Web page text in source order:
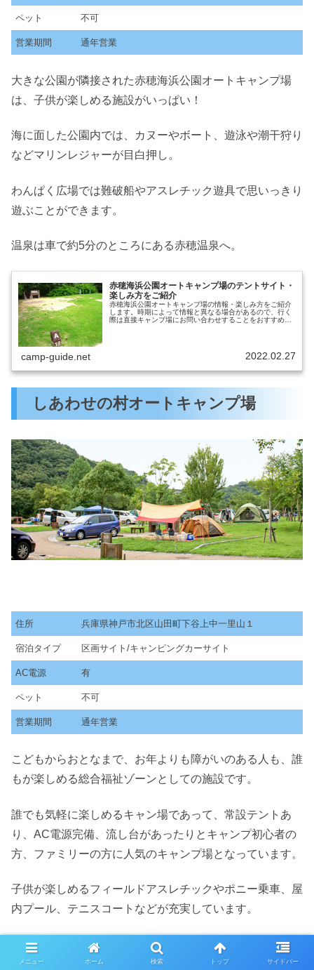
ペット 不可
営業期間 通年営業
大きな公園が隣接された赤穂海浜公園オートキャンプ場
は、子供が楽しめる施設がいっぱい！
海に面した公園内では、カヌーやボート、遊泳や潮干狩り
などマリンレジャーが目白押し。
わんぱく広場では難破船やアスレチック遊具で思いっきり
遊ぶことができます。
温泉は車で約5分のところにある赤穂温泉へ。
赤穂海浜公園オートキャンプ場のテントサイト・
楽しみ方をご紹介
赤穂海浜公園オートキャンプ場の情報・楽しみ方をご紹介
します。時期によって情報と異なる場合があるので、行く
際は直接キャンプ場にお問い合わせすることをおすすめし
camp-guide.net 2022.02.27
しあわせの村オートキャンプ場
住所 兵庫県神戸市北区山田町下谷上中一里山１
宿泊タイプ 区画サイト/キャンピングカーサイト
AC電源 有
ペット 不可
営業期間 通年営業
こどもからおとなまで、お年よりも障がいのある人も、誰
もが楽しめる総合福祉ゾーンとしての施設です。
誰でも気軽に楽しめるキャン場であって、常設テントあ
り、AC電源完備、流し台があったりとキャンプ初心者の
方、ファミリーの方に人気のキャンプ場となっています。
子供が楽しめるフィールドアスレチックやポニー乗車、屋
内プール、テニスコートなどが充実しています。
またしあわせの村内にはジャングル風呂が楽しめます。
メニュー ホーム 検索 トップ サイドバー